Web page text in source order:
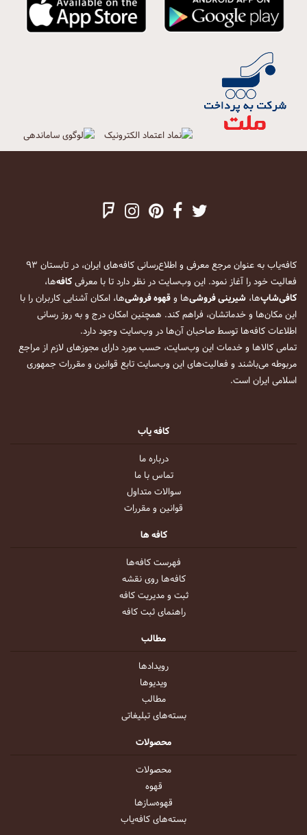
کافه‌یاب به عنوان مرجع معرفی و اطلاع‌رسانی کافه‌های ایران، در تابستان ۹۳
فعالیت خود را آغاز نمود. این وب‌سایت در نظر دارد تا با معرفیکافه‌ها،
کافی‌شاپ‌ها، شیرینی فروشی‌ها وقهوه فروشی‌ها، امکان آشنایی کاربران را با
این مکان‌ها و خدماتشان، فراهم کند. همچنین امکان درج و به روز رسانی
اطلاعات کافه‌ها توسط صاحبان آن‌ها در وب‌سایت وجود دارد.
تمامی کالاها و خدمات این وب‌سایت، حسب مورد دارای مجوزهای لازم از مراجع
مربوطه می‌باشند و فعالیت‌های این وب‌سایت تابع قوانین و مقررات جمهوری
اسلامی ایران است.
کافه یاب
درباره ما
تماس با ما
سوالات متداول
قوانین و مقررات
کافه ها
فهرست کافه‌ها
کافه‌ها روی نقشه
ثبت و مدیریت کافه
راهنمای ثبت کافه
مطالب
رویداد‌ها
ویدیو‌ها
مطالب
بسته‌های تبلیغاتی
محصولات
محصولات
قهوه
قهوه‌ساز‌ها
بسته‌های کافه‌یاب